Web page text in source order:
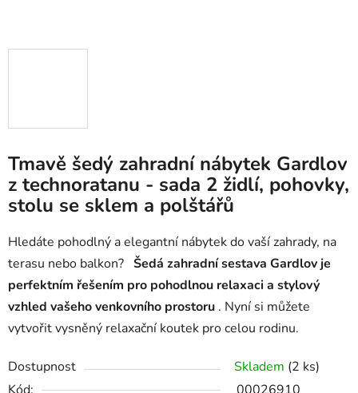
Tmavě šedý zahradní nábytek Gardlov
z technoratanu - sada 2 židlí, pohovky,
stolu se sklem a polštářů
Hledáte pohodlný a elegantní nábytek do vaší zahrady, na
terasu nebo balkon? Šedá zahradní sestava Gardlov je
perfektním řešením pro pohodlnou relaxaci a stylový
vzhled vašeho venkovního prostoru . Nyní si můžete
vytvořit vysněný relaxační koutek pro celou rodinu.
Dostupnost Skladem (2 ks)